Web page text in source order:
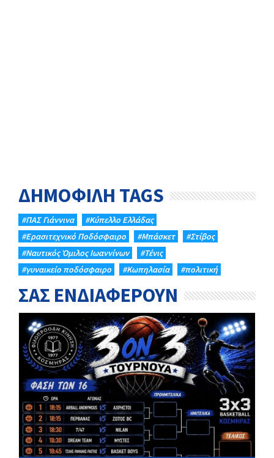
ΔΗΜΟΦΙΛΗ TAGS
#ΠΑΣ Γιάννινα
#Κύπελλο Ελλάδας
#Eρασιτεχνικό Ποδόσφαιρο
#Μπάσκετ
#Στίβος
#Ναυτικός Όμιλος Ιωαννίνων
#Τένις
#γυναικείο ποδόσφαιρο
#Κωπηλασία #πολιτική
ΣΑΣ ΕΝΔΙΑΦΕΡΟΥΝ